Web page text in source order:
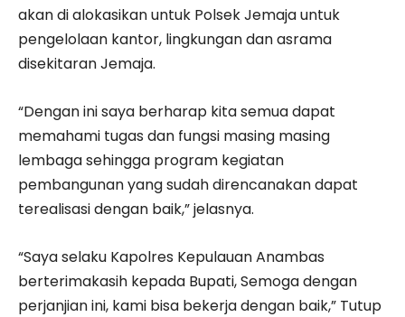
akan di alokasikan untuk Polsek Jemaja untuk
pengelolaan kantor, lingkungan dan asrama
disekitaran Jemaja.
“Dengan ini saya berharap kita semua dapat
memahami tugas dan fungsi masing masing
lembaga sehingga program kegiatan
pembangunan yang sudah direncanakan dapat
terealisasi dengan baik,” jelasnya.
“Saya selaku Kapolres Kepulauan Anambas
berterimakasih kepada Bupati, Semoga dengan
perjanjian ini, kami bisa bekerja dengan baik,” Tutup